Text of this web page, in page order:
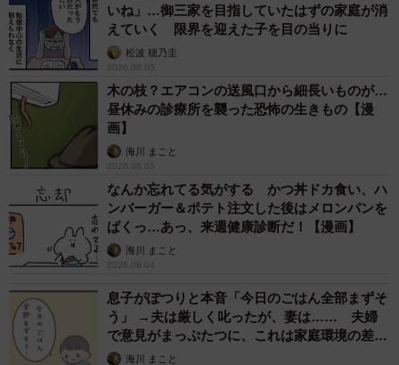
渋谷は塾の同級生だけでなく好きだった相手（ワダユウキさん提供）
いね」…御三家を目指していたはずの家庭が消
えていく 限界を迎えた子を目の当りに
松波 穂乃圭
2026.08.05
木の枝？エアコンの送風口から細長いものが…
昼休みの診療所を襲った恐怖の生きもの【漫
画】
海川 まこと
2026.08.05
なんか忘れてる気がする かつ丼ドカ食い、ハ
ンバーガー＆ポテト注文した後はメロンパンを
ぱくっ…あっ、来週健康診断だ！【漫画】
海川 まこと
2026.08.04
息子がぽつりと本音「今日のごはん全部まずそ
う」 →夫は厳しく叱ったが、妻は…… 夫婦
で意見がまっぷたつに、これは家庭環境の差？
【漫画】
海川 まこと